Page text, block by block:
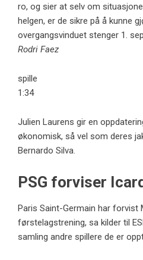
ro, og sier at selv om
helgen, er de sikre på å kunne
overgangsvinduet stenger 1.
Rodri Faez
spille
1:34
Julien Laurens gir en
økonomisk, så vel som deres
Bernardo Silva.
PSG forviser
Paris Saint-Germain har forvist
førstelagstrening, sa kilder til
samling andre spillere de er